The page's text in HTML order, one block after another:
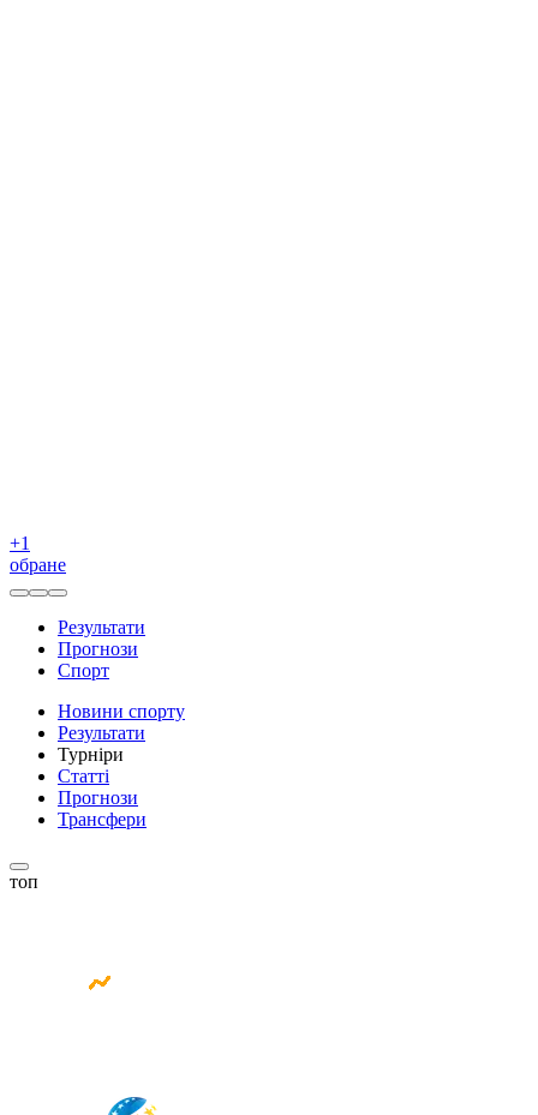
+1
обране
Результати
Прогнози
Спорт
Новини спорту
Результати
Турніри
Статті
Прогнози
Трансфери
топ